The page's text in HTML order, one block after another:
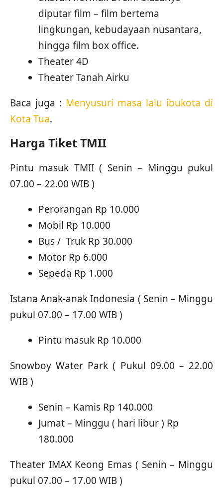
diputar film – film bertema
lingkungan, kebudayaan nusantara,
hingga film box office.
Theater 4D
Theater Tanah Airku
Baca juga : Menyusuri masa lalu ibukota di
Kota Tua.
Harga Tiket TMII
Pintu masuk TMII ( Senin – Minggu pukul
07.00 – 22.00 WIB )
Perorangan Rp 10.000
Mobil Rp 10.000
Bus / Truk Rp 30.000
Motor Rp 6.000
Sepeda Rp 1.000
Istana Anak-anak Indonesia ( Senin – Minggu
pukul 07.00 – 17.00 WIB )
Pintu masuk Rp 10.000
Snowboy Water Park ( Pukul 09.00 – 22.00
WIB )
Senin – Kamis Rp 140.000
Jumat – Minggu ( hari libur ) Rp
180.000
Theater IMAX Keong Emas ( Senin – Minggu
pukul 07.00 – 17.00 WIB )